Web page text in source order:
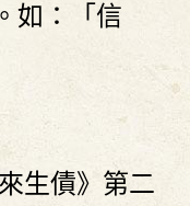
如：「信
生債》第二